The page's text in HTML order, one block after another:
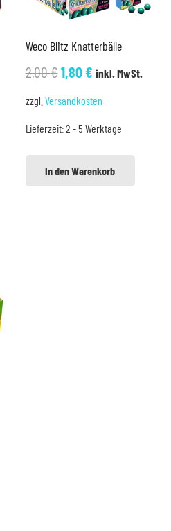
Weco Blitz Knatterbälle
2,00€Ursprünglicher
2,00 €
1,80€Aktueller
1,80 €.
inkl. MwSt.
zzgl. Versandkosten
Lieferzeit:2 - 5 Werktage
In den Warenkorb